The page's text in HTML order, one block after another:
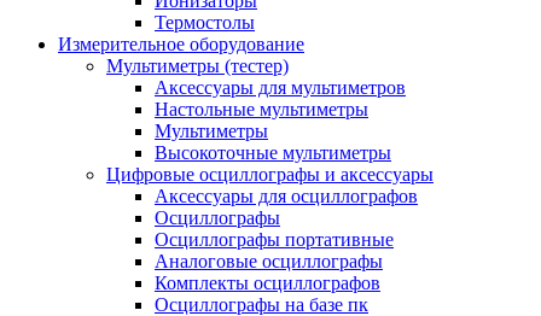
Термостолы
Измерительное оборудование
Мультиметры (тестер)
Аксессуары для мультиметров
Настольные мультиметры
Мультиметры
Высокоточные мультиметры
Цифровые осциллографы и аксессуары
Аксессуары для осциллографов
Осциллографы
Осциллографы портативные
Аналоговые осциллографы
Комплекты осциллографов
Осциллографы на базе пк